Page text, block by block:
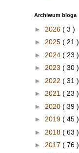
Archiwum bloga
► 2026 ( 3 )
► 2025 ( 21 )
► 2024 ( 23 )
► 2023 ( 30 )
► 2022 ( 31 )
► 2021 ( 23 )
► 2020 ( 39 )
► 2019 ( 45 )
► 2018 ( 63 )
► 2017 ( 76 )